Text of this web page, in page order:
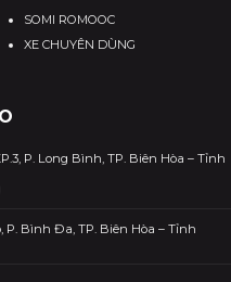
SOMI ROMOOC
XE CHUYÊN DÙNG
P. Long Bình, TP. Biên Hòa – Tỉnh
P. Bình Đa, TP. Biên Hòa – Tỉnh